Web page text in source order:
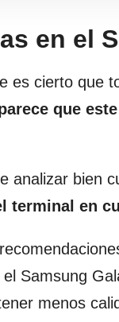
en el
es cierto que
que
analizar bien
terminal en
Samsung
menos